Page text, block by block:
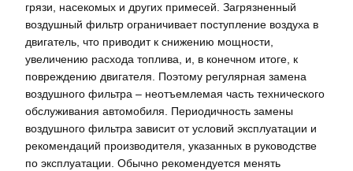
грязи, насекомых и других примесей. Загрязненный
воздушный фильтр ограничивает поступление воздуха в
двигатель, что приводит к снижению мощности,
увеличению расхода топлива, и, в конечном итоге, к
повреждению двигателя. Поэтому регулярная замена
воздушного фильтра – неотъемлемая часть технического
обслуживания автомобиля. Периодичность замены
воздушного фильтра зависит от условий эксплуатации и
рекомендаций производителя, указанных в руководстве
по эксплуатации. Обычно рекомендуется менять